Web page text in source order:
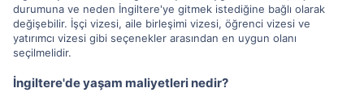
durumuna ve neden İngiltere'ye gitmek istediğine bağlı olarak
değişebilir. İşçi vizesi, aile birleşimi vizesi, öğrenci vizesi ve
yatırımcı vizesi gibi seçenekler arasından en uygun olanı
seçilmelidir.
İngiltere'de yaşam maliyetleri nedir?